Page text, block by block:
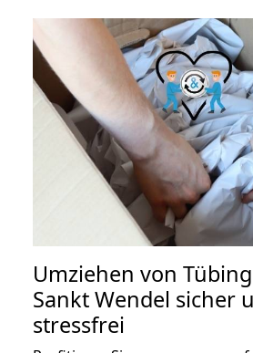
Umziehen von
Sankt Wendel sicher
stressfrei